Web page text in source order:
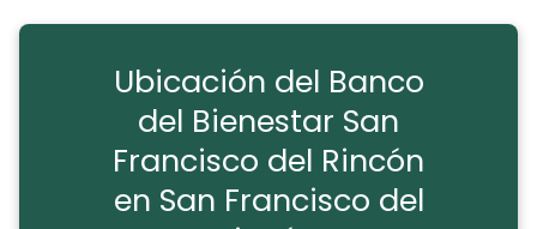
Ubicación del Banco
del Bienestar San
Francisco del Rincón
en San Francisco del